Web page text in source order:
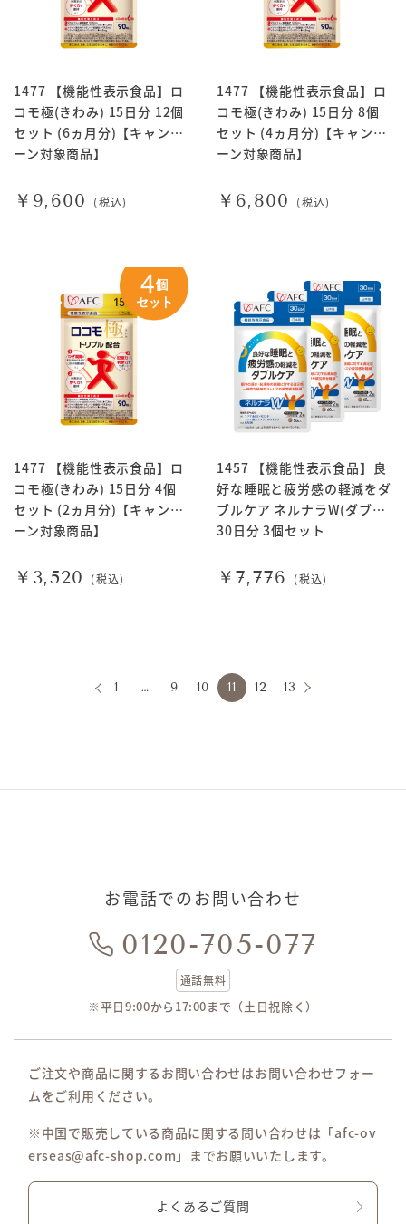
1477 【機能性表示食品】ロ
コモ極(きわみ) 15日分 12個
セット (6ヵ月分)【キャンペ
ーン対象商品】
￥9,600 (税込)
1477 【機能性表示食品】ロ
コモ極(きわみ) 15日分 8個
セット (4ヵ月分)【キャンペ
ーン対象商品】
￥6,800 (税込)
1477 【機能性表示食品】ロ
コモ極(きわみ) 15日分 4個
セット (2ヵ月分)【キャンペ
ーン対象商品】
￥3,520 (税込)
1457 【機能性表示食品】良
好な睡眠と疲労感の軽減をダ
ブルケア ネルナラW(ダブル)
30日分 3個セット
￥7,776 (税込)
1 … 9 10 11 12 13
お電話でのお問い合わせ
0120-705-077
通話無料
※平日9:00から17:00まで（土日祝除く）
ご注文や商品に関するお問い合わせはお問い合わせフォー
ムをご利用ください。
※中国で販売している商品に関する問い合わせは「afc-ov
erseas@afc-shop.com」までお願いいたします。
よくあるご質問